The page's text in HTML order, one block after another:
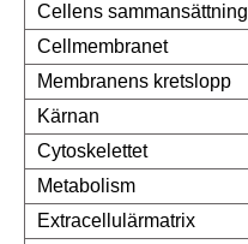
Cellens sammansättning
Cellmembranet
Membranens kretslopp
Kärnan
Cytoskelettet
Metabolism
Extracellulärmatrix